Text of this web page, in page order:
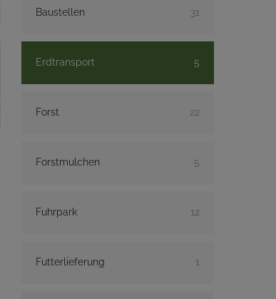
Baustellen 31
Erdtransport 5
Forst 22
Forstmulchen 5
Fuhrpark 12
Futterlieferung 1